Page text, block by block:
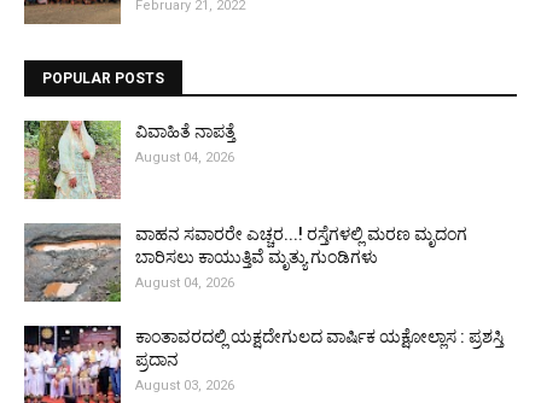
February 21, 2022
POPULAR POSTS
ವಿವಾಹಿತೆ ನಾಪತ್ತೆ
August 04, 2026
ವಾಹನ ಸವಾರರೇ ಎಚ್ಚರ...! ರಸ್ತೆಗಳಲ್ಲಿ ಮರಣ ಮೃದಂಗ
ಬಾರಿಸಲು ಕಾಯುತ್ತಿವೆ ಮೃತ್ಯು ಗುಂಡಿಗಳು
August 04, 2026
ಕಾಂತಾವರದಲ್ಲಿ ಯಕ್ಷದೇಗುಲದ ವಾರ್ಷಿಕ ಯಕ್ಷೋಲ್ಲಾಸ : ಪ್ರಶಸ್ತಿ
ಪ್ರದಾನ
August 03, 2026